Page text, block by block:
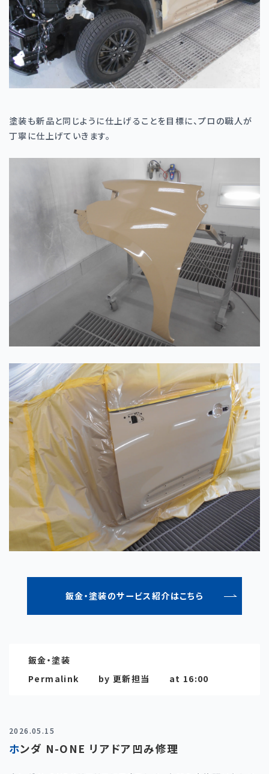
塗装も新品と同じように仕上げることを目標に、プロの職人が
丁寧に仕上げていきます。
鈑金・塗装のサービス紹介はこちら
鈑金・塗装
Permalink
by 更新担当 at 16:00
2026.05.15
ホンダ N-ONE リアドア凹み修理